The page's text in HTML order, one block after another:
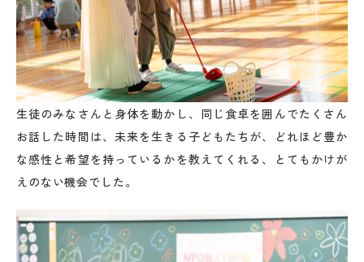
生徒のみなさんと身体を動かし、同じ食卓を囲んでたくさん
お話した時間は、未来を生きる子どもたちが、どれほど豊か
な感性と希望を持っているかを教えてくれる、とてもかけが
えのない機会でした。